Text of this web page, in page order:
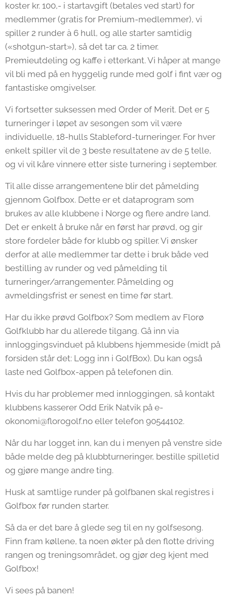
koster kr. 100,- i startavgift (betales ved start) for
medlemmer (gratis for Premium-medlemmer), vi
spiller 2 runder à 6 hull, og alle starter samtidig
(«shotgun-start»), så det tar ca. 2 timer.
Premieutdeling og kaffe i etterkant. Vi håper at mange
vil bli med på en hyggelig runde med golf i fint vær og
fantastiske omgivelser.
Vi fortsetter suksessen med Order of Merit. Det er 5
turneringer i løpet av sesongen som vil være
individuelle, 18-hulls Stableford-turneringer. For hver
enkelt spiller vil de 3 beste resultatene av de 5 telle,
og vi vil kåre vinnere etter siste turnering i september.
Til alle disse arrangementene blir det påmelding
gjennom Golfbox. Dette er et dataprogram som
brukes av alle klubbene i Norge og flere andre land.
Det er enkelt å bruke når en først har prøvd, og gir
store fordeler både for klubb og spiller. Vi ønsker
derfor at alle medlemmer tar dette i bruk både ved
bestilling av runder og ved påmelding til
turneringer/arrangementer. Påmelding og
avmeldingsfrist er senest en time før start.
Har du ikke prøvd Golfbox? Som medlem av Florø
Golfklubb har du allerede tilgang. Gå inn via
innloggingsvinduet på klubbens hjemmeside (midt på
forsiden står det: Logg inn i GolfBox). Du kan også
laste ned Golfbox-appen på telefonen din.
Hvis du har problemer med innloggingen, så kontakt
klubbens kasserer Odd Erik Natvik på e-
okonomi@florogolf.no eller telefon 90544102.
Når du har logget inn, kan du i menyen på venstre side
både melde deg på klubbturneringer, bestille spilletid
og gjøre mange andre ting.
Husk at samtlige runder på golfbanen skal registres i
Golfbox før runden starter.
Så da er det bare å glede seg til en ny golfsesong.
Finn fram køllene, ta noen økter på den flotte driving
rangen og treningsområdet, og gjør deg kjent med
Golfbox!
Vi sees på banen!